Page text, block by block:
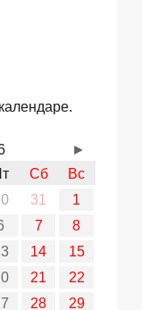
Сб
Вс
31
1
7
8
14
15
21
22
28
29
►